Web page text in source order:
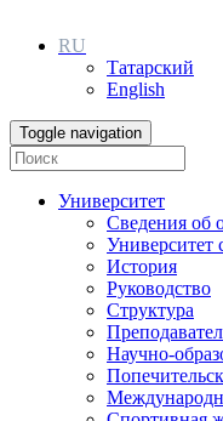
RU
Татарский
English
Toggle navigation
Университет
Сведения об
Университет
История
Руководство
Структура
Научно-